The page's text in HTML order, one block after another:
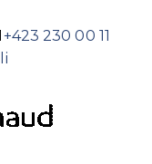
+423 230 00 11